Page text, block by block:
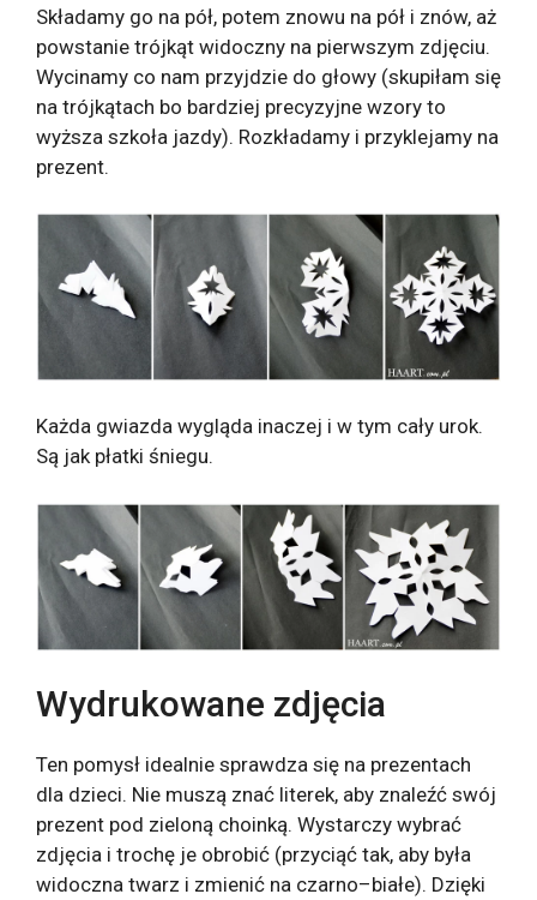
Składamy go na pół, potem znowu na pół i znów, aż
powstanie trójkąt widoczny na pierwszym zdjęciu.
Wycinamy co nam przyjdzie do głowy (skupiłam się
na trójkątach bo bardziej precyzyjne wzory to
wyższa szkoła jazdy). Rozkładamy i przyklejamy na
prezent.
Każda gwiazda wygląda inaczej i w tym cały urok.
Są jak płatki śniegu.
Wydrukowane zdjęcia
Ten pomysł idealnie sprawdza się na prezentach
dla dzieci. Nie muszą znać literek, aby znaleźć swój
prezent pod zieloną choinką. Wystarczy wybrać
zdjęcia i trochę je obrobić (przyciąć tak, aby była
widoczna twarz i zmienić na czarno–białe). Dzięki